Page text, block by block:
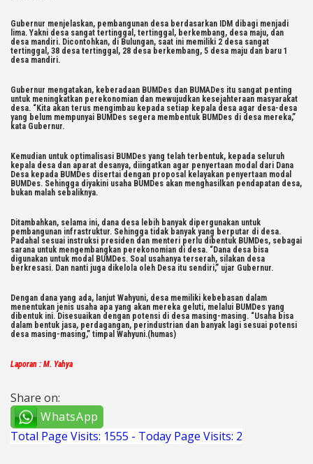
Gubernur menjelaskan, pembangunan desa berdasarkan IDM dibagi menjadi
lima. Yakni desa sangat tertinggal, tertinggal, berkembang, desa maju, dan
desa mandiri. Dicontohkan, di Bulungan, saat ini memiliki 2 desa sangat
tertinggal, 38 desa tertinggal, 28 desa berkembang, 5 desa maju dan baru 1
desa mandiri.
Gubernur mengatakan, keberadaan BUMDes dan BUMADes itu sangat penting
untuk meningkatkan perekonomian dan mewujudkan kesejahteraan masyarakat
desa. “Kita akan terus mengimbau kepada setiap kepala desa agar desa-desa
yang belum mempunyai BUMDes segera membentuk BUMDes di desa mereka,”
kata Gubernur.
Kemudian untuk optimalisasi BUMDes yang telah terbentuk, kepada seluruh
kepala desa dan aparat desanya, diingatkan agar penyertaan modal dari Dana
Desa kepada BUMDes disertai dengan proposal kelayakan penyertaan modal
BUMDes. Sehingga diyakini usaha BUMDes akan menghasilkan pendapatan desa,
bukan malah sebaliknya.
Ditambahkan, selama ini, dana desa lebih banyak dipergunakan untuk
pembangunan infrastruktur. Sehingga tidak banyak yang berputar di desa.
Padahal sesuai instruksi presiden dan menteri perlu dibentuk BUMDes, sebagai
sarana untuk mengembangkan perekonomian di desa. “Dana desa bisa
digunakan untuk modal BUMDes. Soal usahanya terserah, silakan desa
berkresasi. Dan nanti juga dikelola oleh Desa itu sendiri,” ujar Gubernur.
Dengan dana yang ada, lanjut Wahyuni, desa memiliki kebebasan dalam
menentukan jenis usaha apa yang akan mereka geluti, melalui BUMDes yang
dibentuk ini. Disesuaikan dengan potensi di desa masing-masing. “Usaha bisa
dalam bentuk jasa, perdagangan, perindustrian dan banyak lagi sesuai potensi
desa masing-masing,” timpal Wahyuni.(humas)
Laporan : M. Yahya
Share on:
WhatsApp
Total Page Visits: 1555 - Today Page Visits: 2